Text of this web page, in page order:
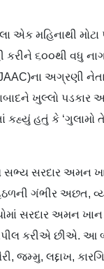
એક મહિનાથી મોટા
કરીને ૬૦૦થી વધુ
અગ્રણી
ખુલ્લો પડકાર
હતું કે ‘ગુલામો
સરદાર અમન
ગંભીર અછત,
સરદાર અમન
અપીલ કરીએ
જમ્મુ, લદ્દાખ,